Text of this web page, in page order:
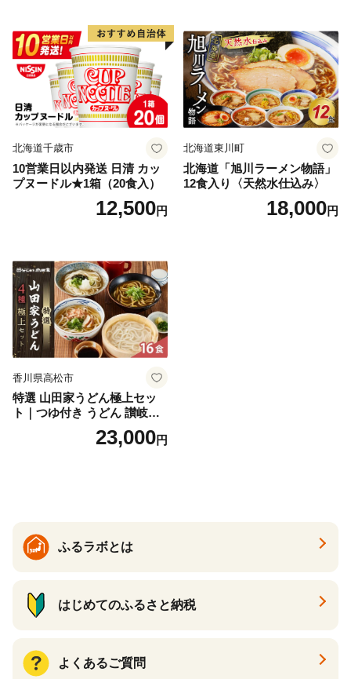
北海道千歳市
10営業日以内発送 日清 カッ
プヌードル★1箱（20食入）
12,500円
北海道東川町
北海道「旭川ラーメン物語」
12食入り〈天然水仕込み〉
18,000円
香川県高松市
特選 山田家うどん極上セッ
ト｜つゆ付き うどん 讃岐う
どん さぬきうどん 生麵 うど
んセット カレーうどん 生う
23,000円
ふるラボとは
はじめてのふるさと納税
よくあるご質問